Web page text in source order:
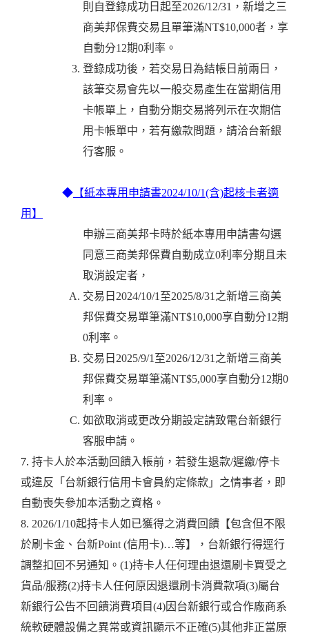
則自登錄成功日起至2026/12/31，新增之三
商美邦保費交易且單筆滿NT$10,000者，享
自動分12期0利率。
登錄成功後，若交易日為結帳日前兩日，
該筆交易會先以一般交易產生在當期信用
卡帳單上，自動分期交易將列示在次期信
用卡帳單中，若有繳款問題，請洽台新銀
行客服。
◆ 【紙本專用申請書2024/10/1(含)起核卡者適
用】
申辦三商美邦卡時於紙本專用申請書勾選
同意三商美邦保費自動成立0利率分期且未
取消設定者，
交易日2024/10/1至2025/8/31之新增三商美
邦保費交易單筆滿NT$10,000享自動分12期
0利率。
交易日2025/9/1至2026/12/31之新增三商美
邦保費交易單筆滿NT$5,000享自動分12期0
利率。
如欲取消或更改分期設定請致電台新銀行
客服申請。
7. 持卡人於本活動回饋入帳前，若發生退款/遲繳/停卡
或違反「台新銀行信用卡會員約定條款」之情事者，即
自動喪失參加本活動之資格。
8. 2026/1/10起持卡人如已獲得之消費回饋【包含但不限
於刷卡金、台新Point (信用卡)…等】，台新銀行得逕行
調整扣回不另通知。(1)持卡人任何理由退還刷卡買受之
貨品/服務(2)持卡人任何原因退還刷卡消費款項(3)屬台
新銀行公告不回饋消費項目(4)因台新銀行或合作廠商系
統軟硬體設備之異常或資訊顯示不正確(5)其他非正當原